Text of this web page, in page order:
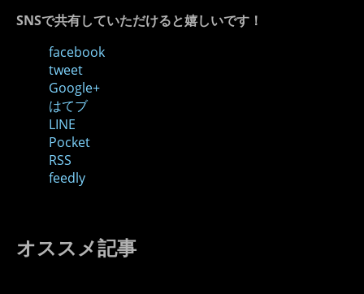
SNSで共有していただけると嬉しいです！
facebook
tweet
Google+
はてブ
LINE
Pocket
RSS
feedly
オススメ記事